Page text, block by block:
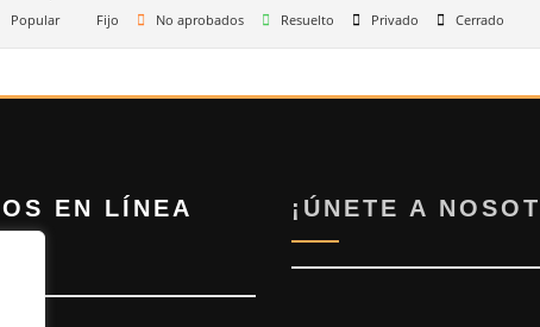
Popular Fijo No aprobados Resuelto Privado Cerrado
EN LÍNEA
¡ÚNETE A